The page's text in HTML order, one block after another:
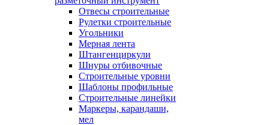
Отвесы строительные
Рулетки строительные
Угольники
Мерная лента
Штангенциркули
Шнуры отбивочные
Строительные уровни
Шаблоны профильные
Строительные линейки
Маркеры, карандаши,
мел